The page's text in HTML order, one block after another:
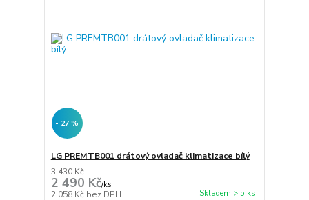
- 27 %
LG PREMTB001 drátový ovladač klimatizace bílý
3 430 Kč
2 490 Kč/ks
2 058 Kč bez DPH Skladem > 5 ks